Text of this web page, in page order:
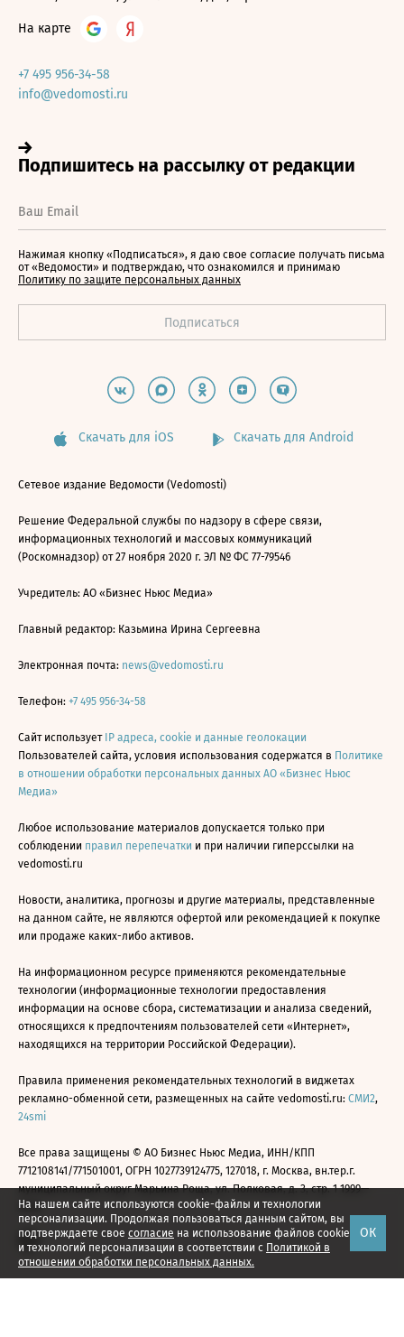
На нашем сайте используются cookie-файлы и технологии
персонализации. Продолжая пользоваться данным сайтом, вы
подтверждаете свое согласие на использование файлов cookie
и технологий персонализации в соответствии с Политикой в
отношении обработки персональных данных.
ОК
На карте
+7 495 956-34-58
info@vedomosti.ru
Нажимая кнопку «Подписаться», я даю свое согласие получать письма
от «Ведомости» и подтверждаю, что ознакомился и принимаю
Политику по защите персональных данных
Скачать для iOS Скачать для Android
Сетевое издание Ведомости (Vedomosti)
Решение Федеральной службы по надзору в сфере связи,
информационных технологий и массовых коммуникаций
(Роскомнадзор) от 27 ноября 2020 г. ЭЛ № ФС 77-79546
Учредитель: АО «Бизнес Ньюс Медиа»
Главный редактор: Казьмина Ирина Сергеевна
Электронная почта: news@vedomosti.ru
Телефон: +7 495 956-34-58
Сайт использует IP адреса, cookie и данные геолокации
Пользователей сайта, условия использования содержатся в Политике
в отношении обработки персональных данных АО «Бизнес Ньюс
Медиа»
Любое использование материалов допускается только при
соблюдении правил перепечатки и при наличии гиперссылки на
vedomosti.ru
Новости, аналитика, прогнозы и другие материалы, представленные
на данном сайте, не являются офертой или рекомендацией к покупке
или продаже каких-либо активов.
На информационном ресурсе применяются рекомендательные
технологии (информационные технологии предоставления
информации на основе сбора, систематизации и анализа сведений,
относящихся к предпочтениям пользователей сети «Интернет»,
находящихся на территории Российской Федерации).
Правила применения рекомендательных технологий в виджетах
рекламно-обменной сети, размещенных на сайте vedomosti.ru: СМИ2,
24smi
Все права защищены © АО Бизнес Ньюс Медиа, ИНН/КПП
7712108141/771501001, ОГРН 1027739124775, 127018, г. Москва, вн.тер.г.
муниципальный округ Марьина Роща, ул. Полковая, д. 3, стр. 1 1999—
2026